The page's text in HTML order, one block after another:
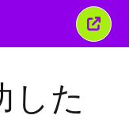
こ
の
した